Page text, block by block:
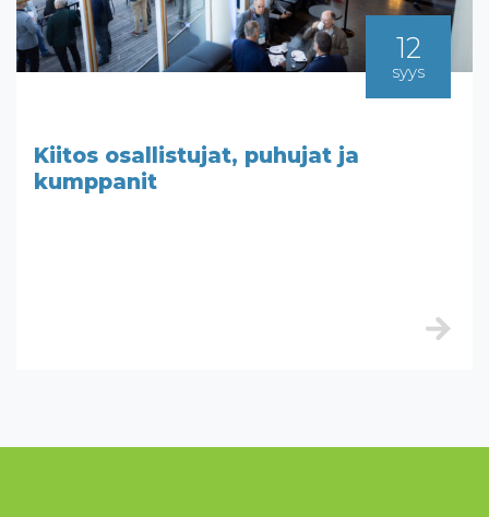
12
syys
Kiitos osallistujat, puhujat ja
kumppanit